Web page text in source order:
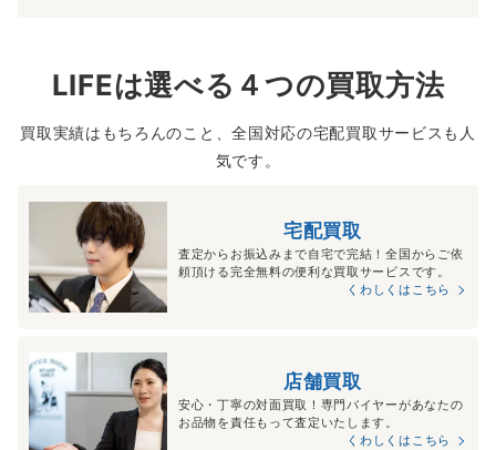
LIFEは選べる４つの買取方法
買取実績はもちろんのこと、全国対応の宅配買取サービスも人
気です。
宅配買取
査定からお振込みまで自宅で完結！全国からご依
頼頂ける完全無料の便利な買取サービスです。
くわしくはこちら
店舗買取
安心・丁寧の対面買取！専門バイヤーがあなたの
お品物を責任もって査定いたします。
くわしくはこちら